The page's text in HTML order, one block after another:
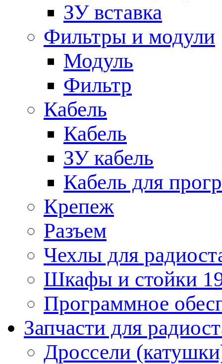
ЗУ вставка
Фильтры и модули
Модуль
Фильтр
Кабель
Кабель
ЗУ кабель
Кабель для
Крепеж
Разъем
Чехлы для
Шкафы и стойки
Программное
Запчасти для
Дроссели